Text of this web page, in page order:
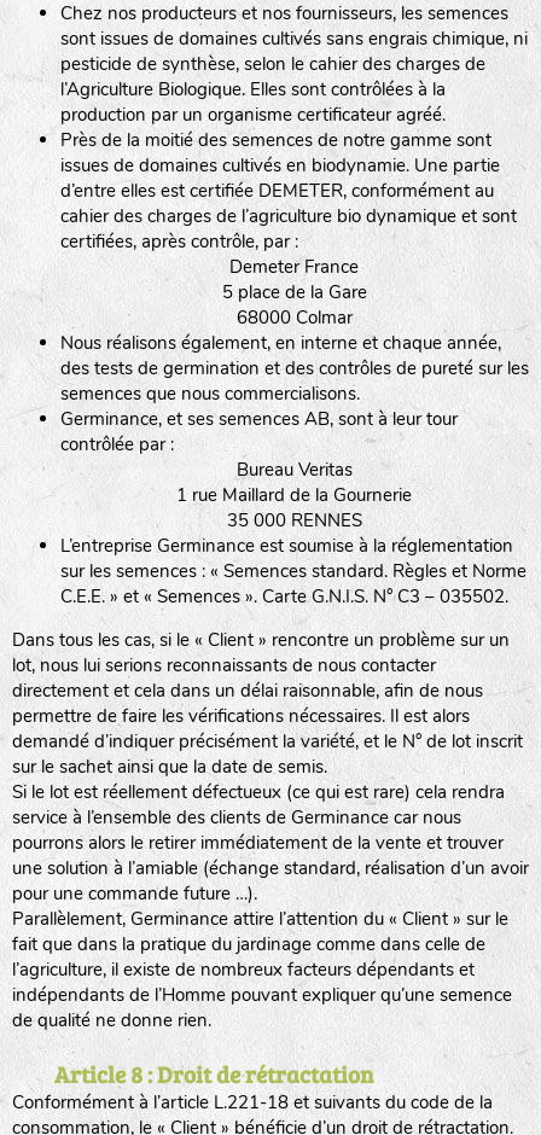
Chez nos producteurs et nos fournisseurs, les semences
sont issues de domaines cultivés sans engrais chimique, ni
pesticide de synthèse, selon le cahier des charges de
l’Agriculture Biologique. Elles sont contrôlées à la
production par un organisme certificateur agréé.
Près de la moitié des semences de notre gamme sont
issues de domaines cultivés en biodynamie. Une partie
d’entre elles est certifiée DEMETER, conformément au
cahier des charges de l’agriculture bio dynamique et sont
certifiées, après contrôle, par :
Demeter France
5 place de la Gare
68000 Colmar
Nous réalisons également, en interne et chaque année,
des tests de germination et des contrôles de pureté sur les
semences que nous commercialisons.
Germinance, et ses semences AB, sont à leur tour
contrôlée par :
Bureau Veritas
1 rue Maillard de la Gournerie
35 000 RENNES
L’entreprise Germinance est soumise à la réglementation
sur les semences : « Semences standard. Règles et Norme
C.E.E. » et « Semences ». Carte G.N.I.S. N° C3 – 035502.
Dans tous les cas, si le « Client » rencontre un problème sur un
lot, nous lui serions reconnaissants de nous contacter
directement et cela dans un délai raisonnable, afin de nous
permettre de faire les vérifications nécessaires. Il est alors
demandé d’indiquer précisément la variété, et le N° de lot inscrit
sur le sachet ainsi que la date de semis.
Si le lot est réellement défectueux (ce qui est rare) cela rendra
service à l’ensemble des clients de Germinance car nous
pourrons alors le retirer immédiatement de la vente et trouver
une solution à l’amiable (échange standard, réalisation d’un avoir
pour une commande future …).
Parallèlement, Germinance attire l’attention du « Client » sur le
fait que dans la pratique du jardinage comme dans celle de
l’agriculture, il existe de nombreux facteurs dépendants et
indépendants de l’Homme pouvant expliquer qu’une semence
de qualité ne donne rien.
Article 8 : Droit de rétractation
Conformément à l’article L.221-18 et suivants du code de la
consommation, le « Client » bénéficie d’un droit de rétractation.